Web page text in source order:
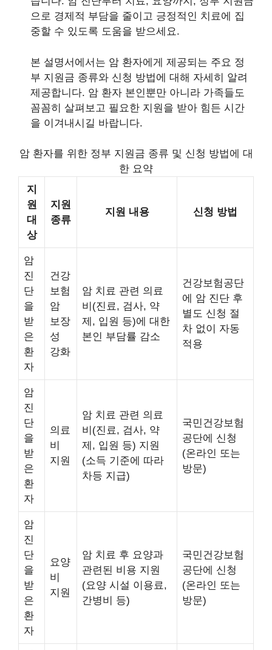
으로 경제적 부담을 줄이고 긍정적인 치료에 집
중할 수 있도록 도움을 받으세요.
본 설명서에서는 암 환자에게 제공되는 주요 정
부 지원금 종류와 신청 방법에 대해 자세히 알려
제공합니다. 암 환자 본인뿐만 아니라 가족들도
꼼꼼히 살펴보고 필요한 지원을 받아 힘든 시간
을 이겨내시길 바랍니다.
암 환자를 위한 정부 지원금 종류 및 신청 방법에 대
한 요약
지
원
대
상
지원
종류
지원 내용 신청 방법
암
진
단
을
받
은
환
자
건강
보험
암
보장
성
강화
암 치료 관련 의료
비(진료, 검사, 약
제, 입원 등)에 대한
본인 부담률 감소
건강보험공단
에 암 진단 후
별도 신청 절
차 없이 자동
적용
암
진
단
을
받
은
환
자
의료
비
지원
암 치료 관련 의료
비(진료, 검사, 약
제, 입원 등) 지원
(소득 기준에 따라
차등 지급)
국민건강보험
공단에 신청
(온라인 또는
방문)
암
진
단
을
받
은
환
자
요양
비
지원
암 치료 후 요양과
관련된 비용 지원
(요양 시설 이용료,
간병비 등)
국민건강보험
공단에 신청
(온라인 또는
방문)